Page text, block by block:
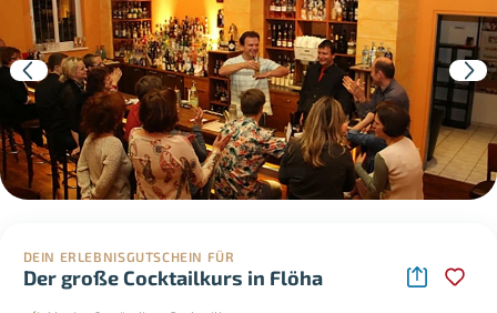
DEIN ERLEBNISGUTSCHEIN FÜR
Der große Cocktailkurs in Flöha